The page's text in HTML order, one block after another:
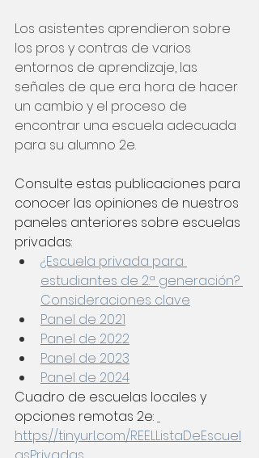
Los asistentes aprendieron sobre
los pros y contras de varios
entornos de aprendizaje, las
señales de que era hora de hacer
un cambio y el proceso de
encontrar una escuela adecuada
para su alumno 2e.
Consulte estas publicaciones para
conocer las opiniones de nuestros
paneles anteriores sobre escuelas
privadas:
¿Escuela privada para
estudiantes de 2.ª generación?
Consideraciones clave
Panel de 2021
Panel de 2022
Panel de 2023
Panel de 2024
Cuadro de escuelas locales y
opciones remotas 2e:
https://tinyurl.com/REELListaDeEscuel